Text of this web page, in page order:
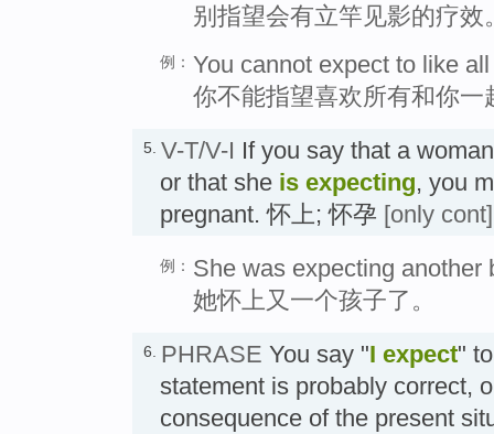
别指望会有立竿见影的疗效
例： You cannot expect to like
你不能指望喜欢所有和你一
5. V-T/V-I If you say that a
or that she is expecting, you
pregnant. 怀上; 怀孕 [only cont]
例： She was expecting another
她怀上又一个孩子了。
6. PHRASE You say "I expect"
statement is probably correct,
consequence of the present